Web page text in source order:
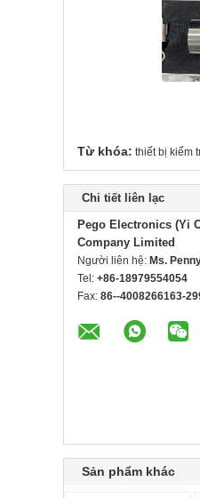
Từ khóa: thiết bị kiểm
Chi tiết liên lạc
Pego Electronics (Yi
Company Limited
Người liên hệ: Ms.
Tel: +86-18979554054
Fax: 86--4008266163-
Sản phẩm khác